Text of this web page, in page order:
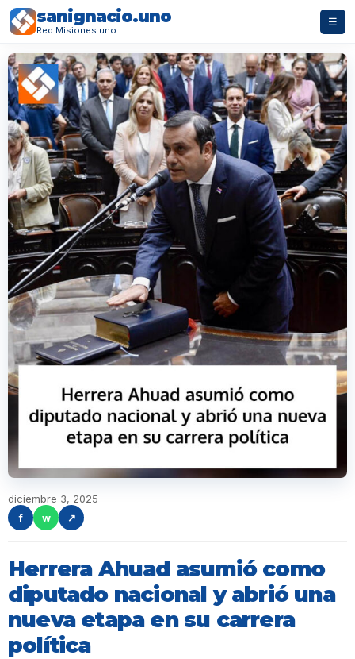
sanignacio.uno
Red Misiones.uno
☰
diciembre 3, 2025
f
w ↗
Herrera Ahuad asumió como
diputado nacional y abrió una
nueva etapa en su carrera
política